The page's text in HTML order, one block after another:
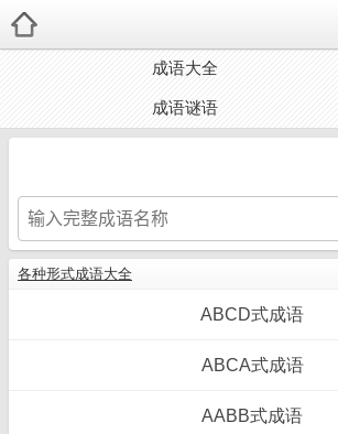
成语大全
成语谜语
各种形式成语大全
ABCD式成语
ABCA式成语
AABB式成语